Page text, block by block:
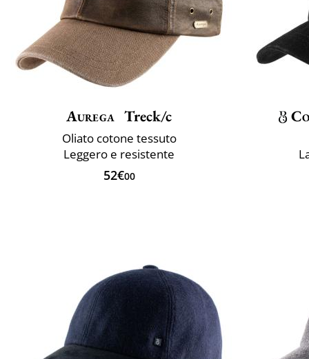
Aurega Treck/c
Oliato cotone tessuto
Leggero e resistente
52€00